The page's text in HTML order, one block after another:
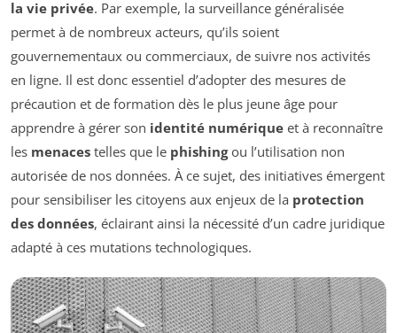
la vie privée. Par exemple, la surveillance généralisée
permet à de nombreux acteurs, qu’ils soient
gouvernementaux ou commerciaux, de suivre nos activités
en ligne. Il est donc essentiel d’adopter des mesures de
précaution et de formation dès le plus jeune âge pour
apprendre à gérer son identité numérique et à reconnaître
les menaces telles que le phishingou l’utilisation non
autorisée de nos données. À ce sujet, des initiatives émergent
pour sensibiliser les citoyens aux enjeux de la protection
des données, éclairant ainsi la nécessité d’un cadre juridique
adapté à ces mutations technologiques.